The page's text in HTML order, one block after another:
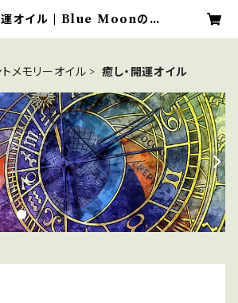
運オイル | Blue Moonのア
メモリーオイル 癒し・開運オイル